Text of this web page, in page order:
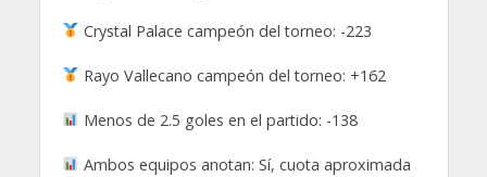
Crystal Palace campeón del torneo: -223
Rayo Vallecano campeón del torneo: +162
Menos de 2.5 goles en el partido: -138
Ambos equipos anotan: Sí, cuota aproximada